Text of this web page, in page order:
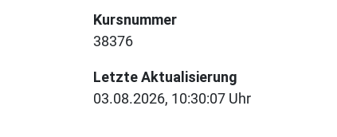
Kursnummer
38376
Letzte Aktualisierung
03.08.2026, 10:30:07 Uhr